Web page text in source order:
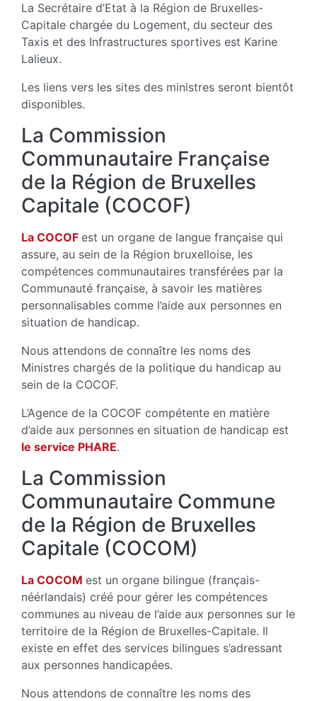
La Secrétaire d’Etat à la Région de Bruxelles-
Capitale chargée du Logement, du secteur des
Taxis et des Infrastructures sportives est Karine
Lalieux.
Les liens vers les sites des ministres seront bientôt
disponibles.
La Commission
Communautaire Française
de la Région de Bruxelles
Capitale (COCOF)
La COCOF est un organe de langue française qui
assure, au sein de la Région bruxelloise, les
compétences communautaires transférées par la
Communauté française, à savoir les matières
personnalisables comme l’aide aux personnes en
situation de handicap.
Nous attendons de connaître les noms des
Ministres chargés de la politique du handicap au
sein de la COCOF.
L’Agence de la COCOF compétente en matière
d’aide aux personnes en situation de handicap est
le service PHARE.
La Commission
Communautaire Commune
de la Région de Bruxelles
Capitale (COCOM)
La COCOM est un organe bilingue (français-
néérlandais) créé pour gérer les compétences
communes au niveau de l’aide aux personnes sur le
territoire de la Région de Bruxelles-Capitale. Il
existe en effet des services bilingues s’adressant
aux personnes handicapées.
Nous attendons de connaître les noms des